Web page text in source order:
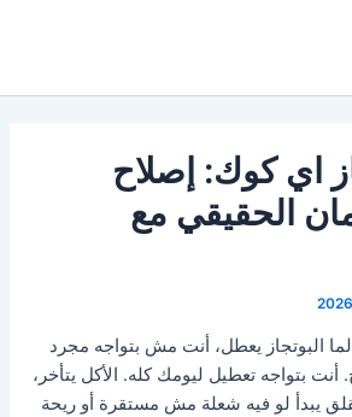
اي كوك: إصلاح
الحقيقي مع
لما البوتجاز يعطل، أنت مش بتواجه مجرد
بتواجه تعطيل ليومك كله. الأكل يتأخر،
يبدأ لو فيه شعلة مش مستقرة أو ريحة